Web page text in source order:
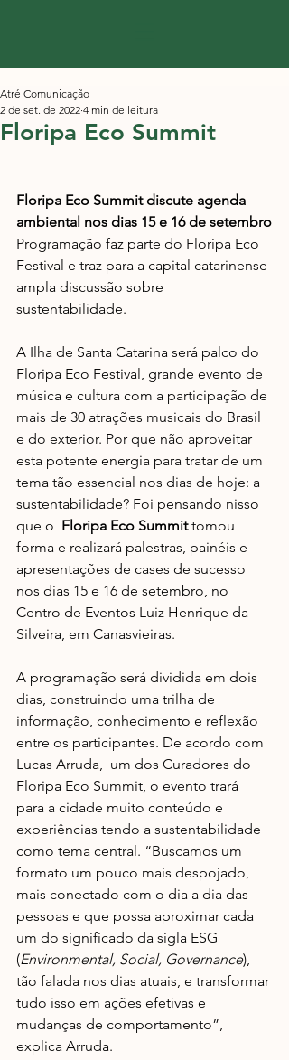
Floripa Eco Summit
Atré Comunicação
2 de set. de 2022 4 min de leitura
Floripa Eco Summit discute agenda
ambiental nos dias 15 e 16 de setembro
Programação faz parte do Floripa Eco
Festival e traz para a capital catarinense
ampla discussão sobre
sustentabilidade.
A Ilha de Santa Catarina será palco do
Floripa Eco Festival, grande evento de
música e cultura com a participação de
mais de 30 atrações musicais do Brasil
e do exterior. Por que não aproveitar
esta potente energia para tratar de um
tema tão essencial nos dias de hoje: a
sustentabilidade? Foi pensando nisso
que o Floripa Eco Summit tomou
forma e realizará palestras, painéis e
apresentações de cases de sucesso
nos dias 15 e 16 de setembro, no
Centro de Eventos Luiz Henrique da
Silveira, em Canasvieiras.
A programação será dividida em dois
dias, construindo uma trilha de
informação, conhecimento e reflexão
entre os participantes. De acordo com
Lucas Arruda,  um dos Curadores do
Floripa Eco Summit, o evento trará
para a cidade muito conteúdo e
experiências tendo a sustentabilidade
como tema central. “Buscamos um
formato um pouco mais despojado,
mais conectado com o dia a dia das
pessoas e que possa aproximar cada
um do significado da sigla ESG
(Environmental, Social, Governance),
tão falada nos dias atuais, e transformar
tudo isso em ações efetivas e
mudanças de comportamento”,
explica Arruda.